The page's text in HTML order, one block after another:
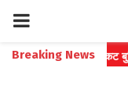
PRIMARY
MENU
Breaking News
करें फास्ट टिकट बुकिंग